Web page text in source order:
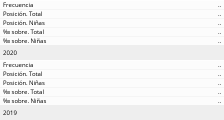
..
..
..
..
..
2020
..
..
..
..
..
2019